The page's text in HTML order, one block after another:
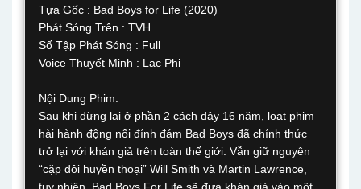
Tựa Gốc : Bad Boys for Life (2020)
Phát Sóng Trên : TVH
Số Tập Phát Sóng : Full
Voice Thuyết Minh : Lạc Phi
Nội Dung Phim:
Sau khi dừng lại ở phần 2 cách đây 16 năm, loạt phim
hài hành động nổi đính đám Bad Boys đã chính thức
trở lại với khán giả trên toàn thế giới. Vẫn giữ nguyên
“cặp đôi huyền thoại” Will Smith và Martin Lawrence,